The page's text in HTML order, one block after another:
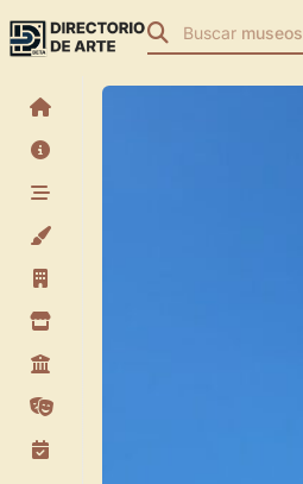
Buscar museos